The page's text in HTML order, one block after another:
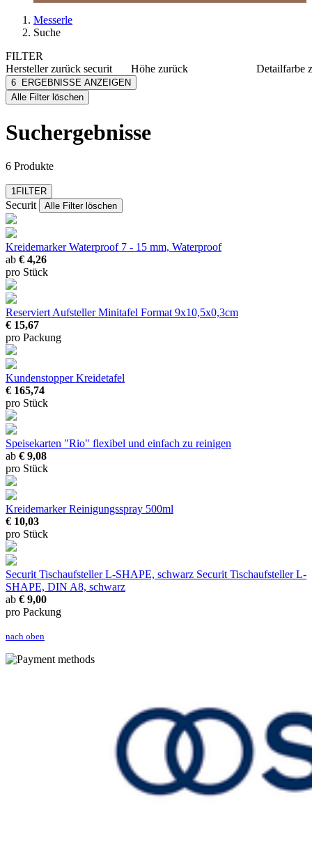
Messerle
Suche
FILTER
Herstellerzurück securit
Securit
[e] one
3M
mehr anzeigen
Höhe zurück
Detailfarbe
6
ERGEBNISSE ANZEIGEN
Alle Filter löschen
Suchergebnisse
6 Produkte
1FILTER
Securit Alle Filter löschen
Kreidemarker Waterproof 7 - 15 mm, Waterproof
ab € 4,26
pro Stück
Reserviert Aufsteller Minitafel Format 9x10,5x0,3cm
€ 15,67
pro Packung
Kundenstopper Kreidetafel
€ 165,74
pro Stück
Speisekarten "Rio" flexibel und einfach zu reinigen
ab € 9,08
pro Stück
Kreidemarker Reinigungsspray 500ml
€ 10,03
pro Stück
Securit Tischaufsteller L-SHAPE, schwarz Securit Tischaufsteller L-
SHAPE, DIN A8, schwarz
ab € 9,00
pro Packung
nach oben